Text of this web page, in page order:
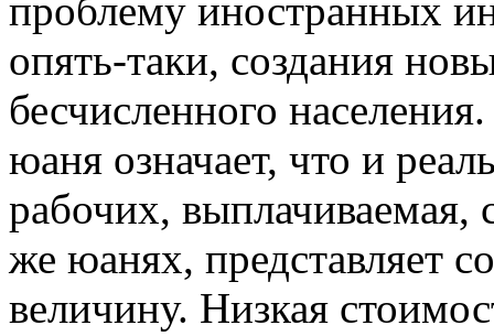
проблему иностранных
опять-таки, создания
бесчисленного
юаня означает, что и
рабочих, выплачиваемая,
же юанях, представляет
величину. Низкая